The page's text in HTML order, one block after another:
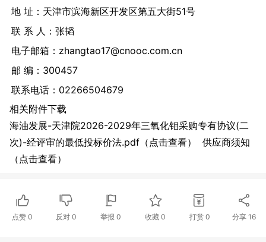
地 址：天津市滨海新区开发区第五大街51号
联 系 人：张韬
电子邮箱：zhangtao17@cnooc.com.cn
邮 编：300457
联系电话：02266504679
相关附件下载
海油发展-天津院2026-2029年三氧化钼采购专有协议(二
次)-经评审的最低投标价法.pdf（点击查看）
供应商须知
（点击查看）
点赞 0 反对0 举报 0 收藏 0 打赏 0 分享 16